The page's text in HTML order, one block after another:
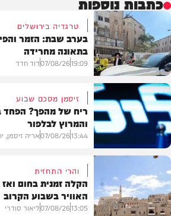
בארץ
טרגדיה בירושלים
בערב שבת: הזמר
בתאונה מחרידה
19:09
07/08/26דוד חדד
פוליטי
זיסמן מסכם שבוע
ריח של מהפך? הפחד
והמרוץ לבלפור
13:44
07/08/26אריה זיסמן,
והרי התחזית
הקלה זמנית בחום
האוויר בשבוע הקרוב
13:05
07/08/26ליאור סודרי